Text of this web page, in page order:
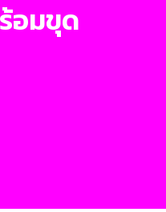
อมขุด